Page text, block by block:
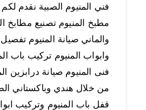
فني المنيوم الصبية نقدم
مطبخ المنيوم تصنيع مطابخ
والماني صيانة المنيوم
وابواب المنيوم تركيب باب
فنى المنيوم صيانة درابزين
من خلال هندي وباكستاني
قفل باب المنيوم وتركيب